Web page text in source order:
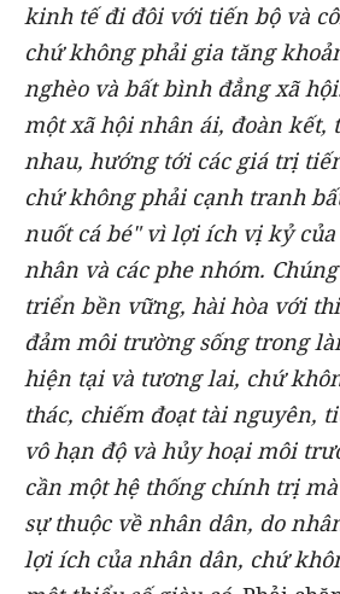
kinh tế đi đôi với tiến bộ và
chứ không phải gia tăng
nghèo và bất bình đẳng xã
một xã hội nhân ái, đoàn kết,
nhau, hướng tới các giá trị
chứ không phải cạnh tranh
nuốt cá bé" vì lợi ích vị kỷ của
nhân và các phe nhóm.
triển bền vững, hài hòa với
đảm môi trường sống trong
hiện tại và tương lai, chứ
thác, chiếm đoạt tài nguyên,
vô hạn độ và hủy hoại môi
cần một hệ thống chính trị
sự thuộc về nhân dân, do
lợi ích của nhân dân, chứ